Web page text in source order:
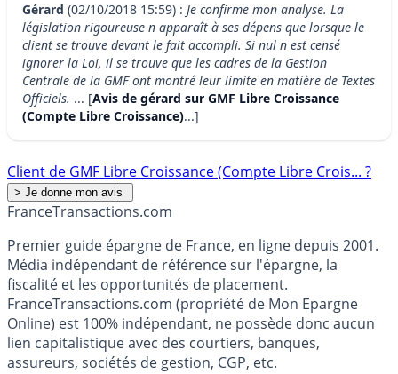
Gérard (02/10/2018 15:59) : Je confirme mon analyse. La
législation rigoureuse n apparaît à ses dépens que lorsque le
client se trouve devant le fait accompli. Si nul n est censé
ignorer la Loi, il se trouve que les cadres de la Gestion
Centrale de la GMF ont montré leur limite en matière de Textes
Officiels. ... [Avis de gérard sur GMF Libre Croissance
(Compte Libre Croissance)...]
Client de GMF Libre Croissance (Compte Libre Crois... ?
FranceTransactions.com
Premier guide épargne de France, en ligne depuis 2001.
Média indépendant de référence sur l'épargne, la
fiscalité et les opportunités de placement.
FranceTransactions.com (propriété de Mon Epargne
Online) est 100% indépendant, ne possède donc aucun
lien capitalistique avec des courtiers, banques,
assureurs, sociétés de gestion, CGP, etc.